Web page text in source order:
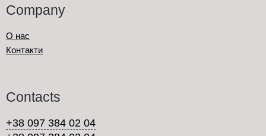
Company
О нас
Контакти
Contacts
+38 097 384 02 04